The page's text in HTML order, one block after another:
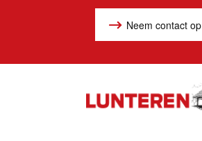
Neem contact op